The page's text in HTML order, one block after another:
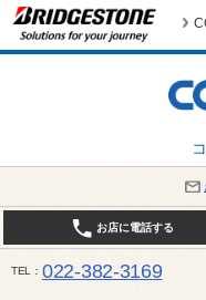
お店に電話する
TEL 022-382-3169